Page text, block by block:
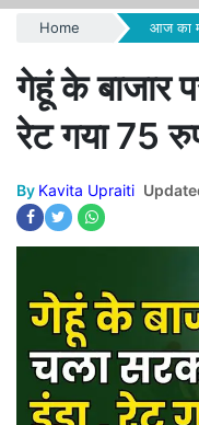
Home आज का
गेहूं के बाजार
रेट गया 75
By Kavita Upraiti